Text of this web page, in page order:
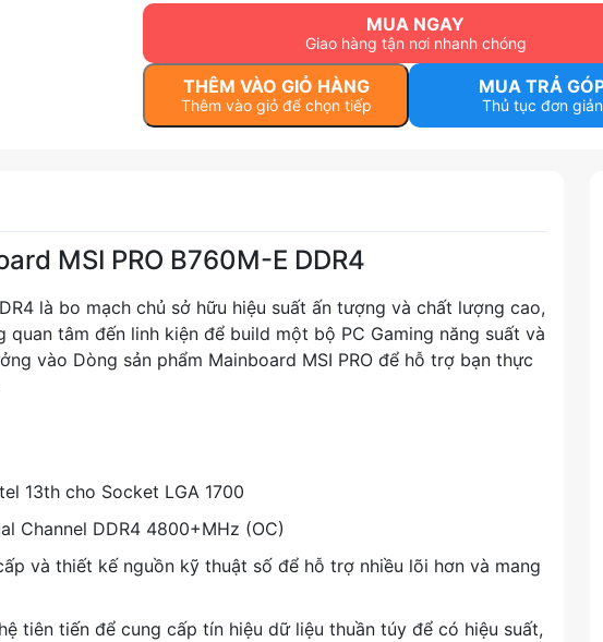
MUA NGAY
Giao hàng tận nơi nhanh chóng
THÊM VÀO GIỎ HÀNG
Thêm vào giỏ để chọn tiếp
MUA TRẢ
Thủ tục đơn giản
MSI PRO B760M-E DDR4
là bo mạch chủ sở hữu hiệu suất ấn tượng và chất lượng cao,
tâm đến linh kiện để build một bộ PC Gaming năng suất và
vào Dòng sản phẩm Mainboard MSI PRO để hỗ trợ bạn thực
13th cho Socket LGA 1700
Channel DDR4 4800+MHz (OC)
và thiết kế nguồn kỹ thuật số để hỗ trợ nhiều lõi hơn và mang
tiên tiến để cung cấp tín hiệu dữ liệu thuần túy để có hiệu suất,